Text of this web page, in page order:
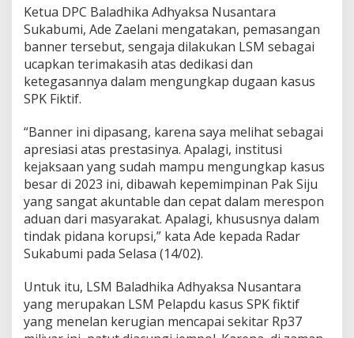
Ketua DPC Baladhika Adhyaksa Nusantara
Sukabumi, Ade Zaelani mengatakan, pemasangan
banner tersebut, sengaja dilakukan LSM sebagai
ucapkan terimakasih atas dedikasi dan
ketegasannya dalam mengungkap dugaan kasus
SPK Fiktif.
“Banner ini dipasang, karena saya melihat sebagai
apresiasi atas prestasinya. Apalagi, institusi
kejaksaan yang sudah mampu mengungkap kasus
besar di 2023 ini, dibawah kepemimpinan Pak Siju
yang sangat akuntable dan cepat dalam merespon
aduan dari masyarakat. Apalagi, khususnya dalam
tindak pidana korupsi,” kata Ade kepada Radar
Sukabumi pada Selasa (14/02).
Untuk itu, LSM Baladhika Adhyaksa Nusantara
yang merupakan LSM Pelapdu kasus SPK fiktif
yang menelan kerugian mencapai sekitar Rp37